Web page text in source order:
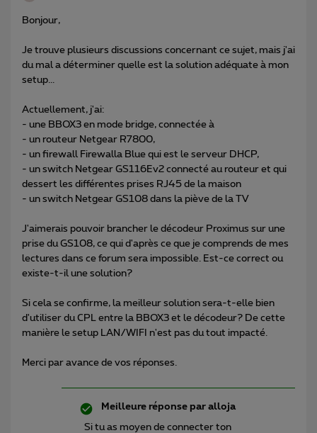
Bonjour,
Je trouve plusieurs discussions concernant ce sujet, mais j'ai
du mal a déterminer quelle est la solution adéquate à mon
setup...
Actuellement, j'ai:
- une BBOX3 en mode bridge, connectée à
- un routeur Netgear R7800,
- un firewall Firewalla Blue qui est le serveur DHCP,
- un switch Netgear GS116Ev2 connecté au routeur et qui
dessert les différentes prises RJ45 de la maison
- un switch Netgear GS108 dans la piève de la TV
J'aimerais pouvoir brancher le décodeur Proximus sur une
prise du GS108, ce qui d'après ce que je comprends de mes
lectures dans ce forum sera impossible. Est-ce correct ou
existe-t-il une solution?
Si cela se confirme, la meilleur solution sera-t-elle bien
d'utiliser du CPL entre la BBOX3 et le décodeur? De cette
manière le setup LAN/WIFI n'est pas du tout impacté.
Merci par avance de vos réponses.
Meilleure réponse par alloja
Si tu as moyen de connecter ton